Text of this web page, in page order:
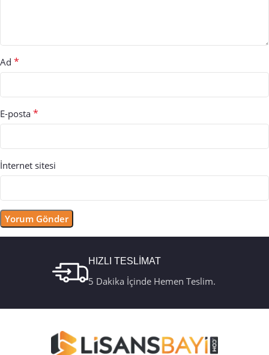
Ad *
E-posta *
İnternet sitesi
HIZLI TESLİMAT
5 Dakika İçinde Hemen Teslim.